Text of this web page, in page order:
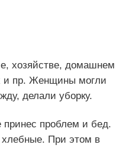
хозяйстве, домашнем
и пр. Женщины могли
делали уборку.
принес проблем и бед.
хлебные. При этом в